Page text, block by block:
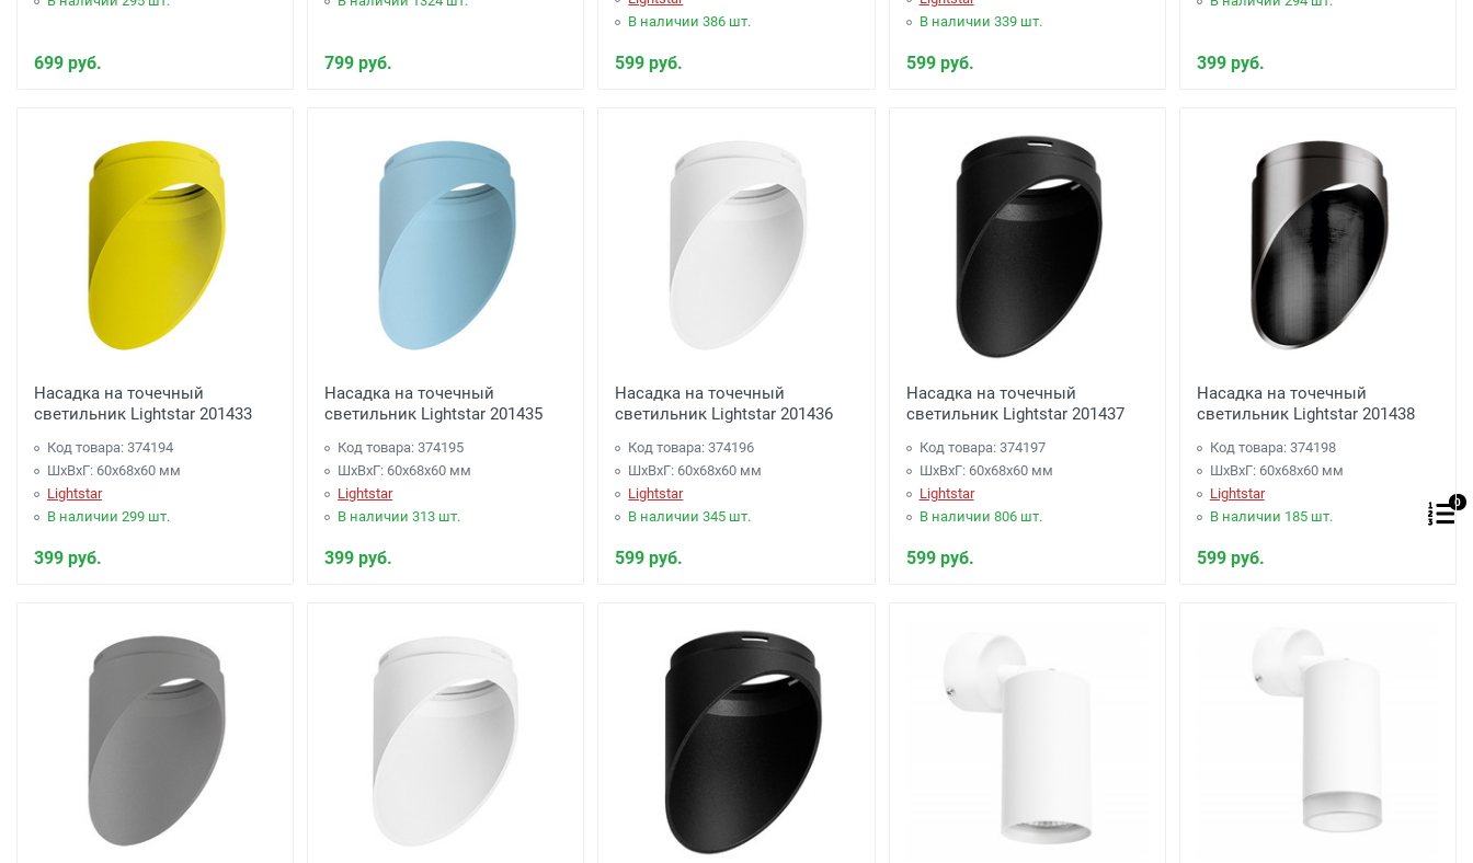
699 руб. 799 руб.
В наличии 386 шт.
599 руб.
В наличии 339 шт.
599 руб. 399 руб.
Насадка на точечный
светильник Lightstar 201433
Код товара: 374194
ШхВхГ: 60x68x60 мм
Lightstar
В наличии 299 шт.
399 руб.
Насадка на точечный
светильник Lightstar 201435
Код товара: 374195
ШхВхГ: 60x68x60 мм
Lightstar
В наличии 313 шт.
399 руб.
Насадка на точечный
светильник Lightstar 201436
Код товара: 374196
ШхВхГ: 60x68x60 мм
Lightstar
В наличии 345 шт.
599 руб.
Насадка на точечный
светильник Lightstar 201437
Код товара: 374197
ШхВхГ: 60x68x60 мм
Lightstar
В наличии 806 шт.
599 руб.
Насадка на точечный
светильник Lightstar 201438
Код товара: 374198
ШхВхГ: 60x68x60 мм
Lightstar
В наличии 185 шт.
599 руб.
0